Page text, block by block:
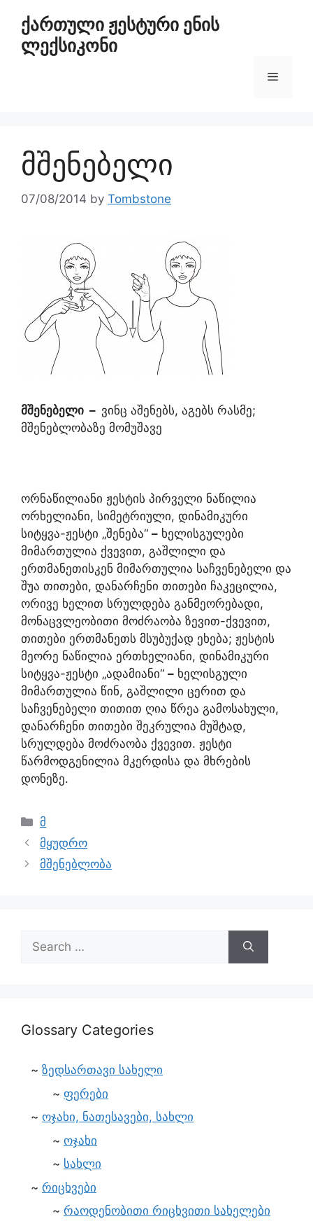
ქართული ჟესტური ენის
ლექსიკონი
მშენებელი
07/08/2014 by Tombstone
მშენებელი – ვინც აშენებს, აგებს რასმე;
მშენებლობაზე მომუშავე
ორნაწილიანი ჟესტის პირველი ნაწილია
ორხელიანი, სიმეტრიული, დინამიკური
სიტყვა-ჟესტი „შენება“ – ხელისგულები
მიმართულია ქვევით, გაშლილი და
ერთმანეთისკენ მიმართულია საჩვენებელი და
შუა თითები, დანარჩენი თითები ჩაკეცილია,
ორივე ხელით სრულდება განმეორებადი,
მონაცვლეობითი მოძრაობა ზევით-ქვევით,
თითები ერთმანეთს მსუბუქად ეხება; ჟესტის
მეორე ნაწილია ერთხელიანი, დინამიკური
სიტყვა-ჟესტი „ადამიანი“ – ხელისგული
მიმართულია წინ, გაშლილი ცერით და
საჩვენებელი თითით ღია წრეა გამოსახული,
დანარჩენი თითები შეკრულია მუშტად,
სრულდება მოძრაობა ქვევით. ჟესტი
წარმოდგენილია მკერდისა და მხრების
დონეზე.
მ
მყუდრო
მშენებლობა
Glossary Categories
ზედსართავი სახელი
ფერები
ოჯახი, ნათესავები, სახლი
ოჯახი
სახლი
რიცხვები
რაოდენობითი რიცხვითი სახელები